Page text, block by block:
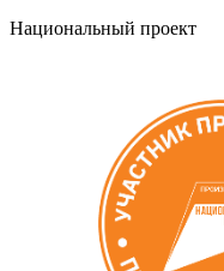
Национальный проект